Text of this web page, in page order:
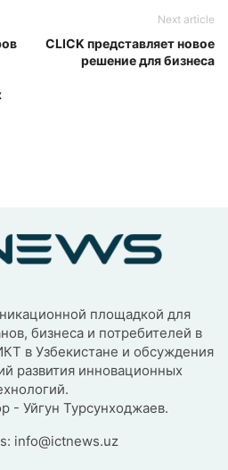
Next article
CLICK представляет новое
решение для бизнеса
площадкой для
бизнеса и потребителей в
в Узбекистане и обсуждения
развития инновационных
- Уйгун Турсунходжаев.
info@ictnews.uz